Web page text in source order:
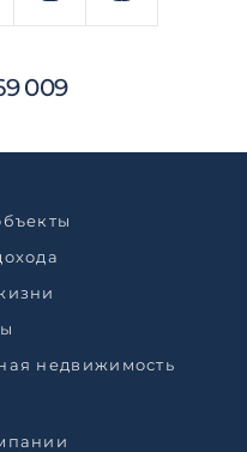
009
недвижимость